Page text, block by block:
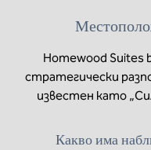
Homewood Suites
стратегически
известен като
Какво има